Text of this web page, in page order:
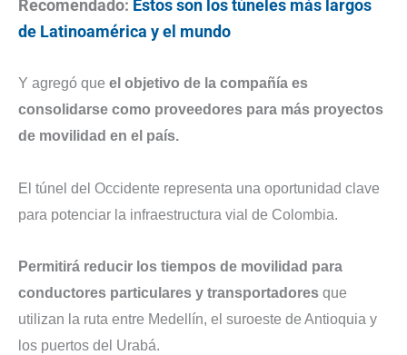
Recomendado: Estos son los túneles más largos
de Latinoamérica y el mundo
Y agregó que el objetivo de la compañía es
consolidarse como proveedores para más proyectos
de movilidad en el país.
El túnel del Occidente representa una oportunidad clave
para potenciar la infraestructura vial de Colombia.
Permitirá reducir los tiempos de movilidad para
conductores particulares y transportadores que
utilizan la ruta entre Medellín, el suroeste de Antioquia y
los puertos del Urabá.